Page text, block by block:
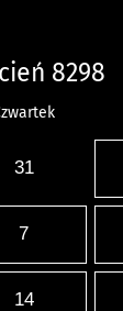
8298
31
7
14